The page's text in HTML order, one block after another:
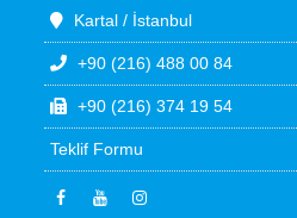
Kartal / İstanbul
+90 (216) 488 00 84
+90 (216) 374 19 54
Teklif Formu